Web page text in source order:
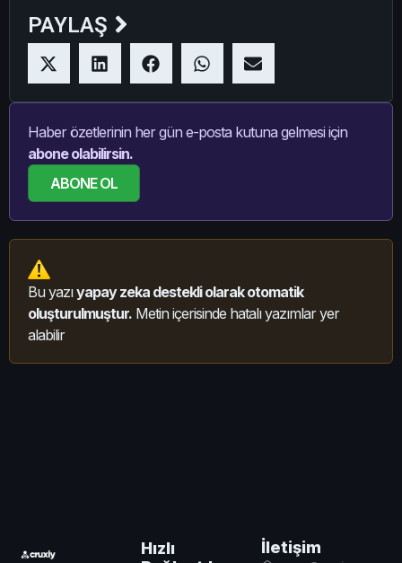
PAYLAŞ
Haber özetlerinin her gün e-posta kutuna gelmesi için
abone olabilirsin.
ABONE OL
Bu yazıyapay zeka destekli olarak otomatik
oluşturulmuştur. Metin içerisinde hatalı yazımlar yer
alabilir
Hızlı
İletişim